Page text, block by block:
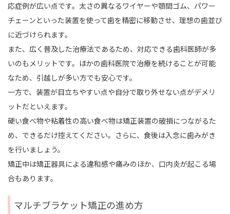
応症例が広い点です。太さの異なるワイヤーや顎間ゴム、パワー
チェーンといった装置を使って歯を精密に移動させ、理想の歯並び
に近づけられます。
また、広く普及した治療法であるため、対応できる歯科医師が多
いのもメリットです。ほかの歯科医院で治療を続けることが可能
なため、引越しが多い方でも安心です。
一方で、装置が目立ちやすい点や自分で取り外せない点がデメリ
ットだといえます。
硬い食べ物や粘着性の高い食べ物は矯正装置の破損につながるた
め、できるだけ控えてください。さらに、食後は入念に歯みがき
を行いましょう。
矯正中は矯正器具による違和感や痛みのほか、口内炎が起こる場
合もあります。
マルチブラケット矯正の進め方